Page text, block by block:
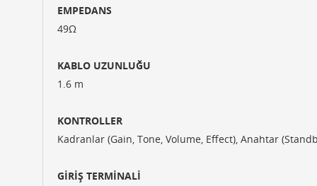
EMPEDANS
49Ω
KABLO UZUNLUĞU
1.6 m
KONTROLLER
Kadranlar (Gain, Tone, Volume, Effect), Anahtar
GİRİŞ TERMİNALİ